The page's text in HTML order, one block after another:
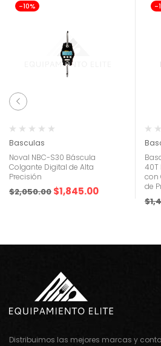
-10%
Basculas
Noval NBC-S30 Báscula
Colgante Digital de Alta
Precisión
$2,050.00 $1,845.00
-
40T
con
de
$
Distribuimos las mejores marcas y